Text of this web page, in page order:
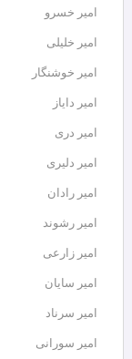
امیر خسرو
امیر خلیلی
امیر خوشنگار
امیر دایاز
امیر دری
امیر دلیری
امیر رادان
امیر رشوند
امیر زارعی
امیر سایان
امیر سرناد
امیر سورانی